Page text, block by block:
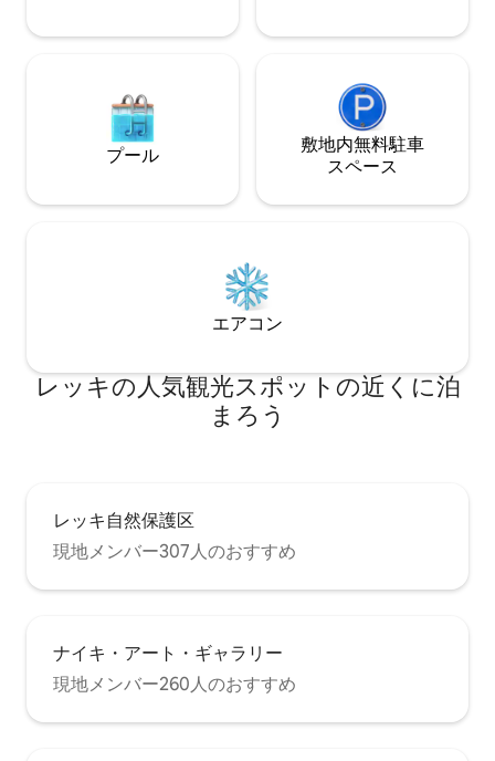
プール
敷地内無料駐⁠車
ス⁠ペ⁠ー⁠ス
エアコン
レッキの人気観光スポットの近くに泊
まろう
レッキ自然保護区
現地メンバー307人のおすすめ
ナイキ・アート・ギャラリー
現地メンバー260人のおすすめ